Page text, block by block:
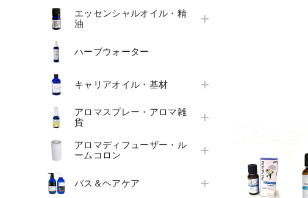
エッセンシャルオイル・精
油
ハーブウォーター
キャリアオイル・基材
アロマスプレー・アロマ雑
貨
アロマディフューザー・ル
ームコロン
バス＆ヘアケア